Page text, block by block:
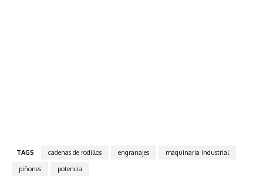
TAGS cadenas de rodillos engranajes
maquinaria industrial
piñones
potencia